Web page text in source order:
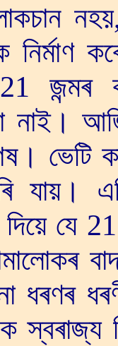
জন্মৰ
নাই।
ভেটি
যায়।
যে
স্বৰাজ্য